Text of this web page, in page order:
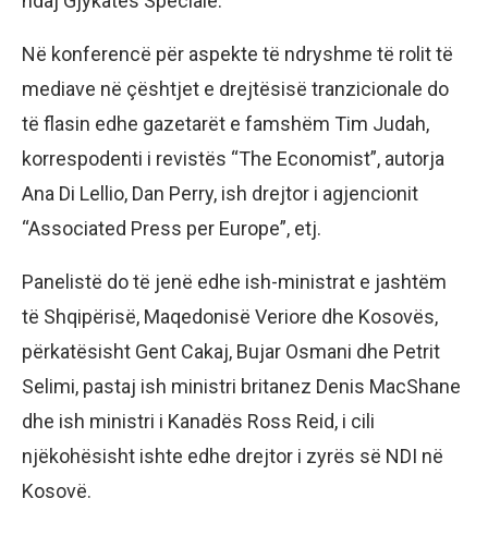
Në konferencë për aspekte të ndryshme të rolit të
mediave në çështjet e drejtësisë tranzicionale do
të flasin edhe gazetarët e famshëm Tim Judah,
korrespodenti i revistës “The Economist”, autorja
Ana Di Lellio, Dan Perry, ish drejtor i agjencionit
“Associated Press per Europe”, etj.
Panelistë do të jenë edhe ish-ministrat e jashtëm
të Shqipërisë, Maqedonisë Veriore dhe Kosovës,
përkatësisht Gent Cakaj, Bujar Osmani dhe Petrit
Selimi, pastaj ish ministri britanez Denis MacShane
dhe ish ministri i Kanadës Ross Reid, i cili
njëkohësisht ishte edhe drejtor i zyrës së NDI në
Kosovë.